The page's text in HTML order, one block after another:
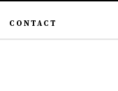
CONTACT